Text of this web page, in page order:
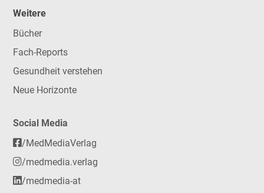
Weitere
Bücher
Fach-Reports
Gesundheit verstehen
Neue Horizonte
Social Media
/MedMediaVerlag
/medmedia.verlag
/medmedia-at